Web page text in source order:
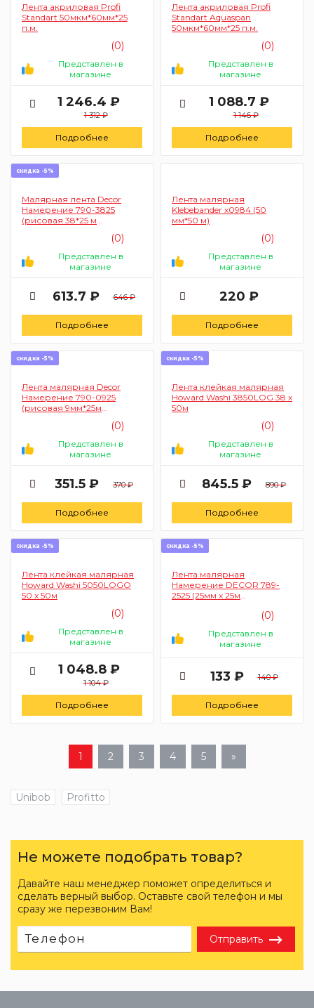
Лента акриловая Profi
Standart 50мкм*60мм*25
п.м.
(0)
Представлен в
магазине
1 246.4 ₽
1 312 ₽
Подробнее
Лента акриловая Profi
Standart Aquaspan
50мкм*60мм*25 п.м.
(0)
Представлен в
магазине
1 088.7 ₽
1 146 ₽
Подробнее
скидка -5%
Малярная лента Decor
Намерение 790-3825
(рисовая 38*25 м
(0)
Представлен в
магазине
613.7 ₽ 646 ₽
Подробнее
Лента малярная
Klebebander х0984 (50
мм*50 м)
(0)
Представлен в
магазине
220 ₽
Подробнее
скидка -5%
Лента малярная Decor
Намерение 790-0925
(рисовая 9мм*25м
(0)
Представлен в
магазине
351.5 ₽ 370 ₽
Подробнее
скидка -5%
Лента клейкая малярная
Howard Washi 3850LOG 38 х
50м
(0)
Представлен в
магазине
845.5 ₽ 890 ₽
Подробнее
скидка -5%
Лента клейкая малярная
Howard Washi 5050LOGO
50 х 50м
(0)
Представлен в
магазине
1 048.8 ₽
1 104 ₽
Подробнее
скидка -5%
Лента малярная
Намерение DECOR 789-
2525 (25мм х 25м
(0)
Представлен в
магазине
133 ₽ 140 ₽
Подробнее
1 2 3 4 5 »
Unibob Profitto
Не можете подобрать товар?
Давайте наш менеджер поможет определиться и
сделать верный выбор. Оставьте свой телефон и мы
сразу же перезвоним Вам!
Отправить